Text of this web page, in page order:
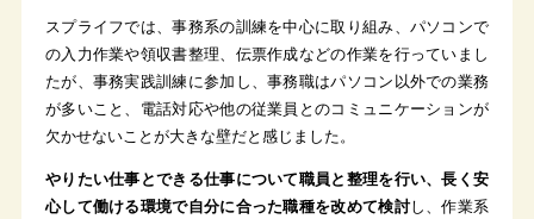
スプライフでは、事務系の訓練を中心に取り組み、パソコンで
の入力作業や領収書整理、伝票作成などの作業を行っていまし
たが、事務実践訓練に参加し、事務職はパソコン以外での業務
が多いこと、電話対応や他の従業員とのコミュニケーションが
欠かせないことが大きな壁だと感じました。
やりたい仕事とできる仕事について職員と整理を行い、長く安
心して働ける環境で自分に合った職種を改めて検討し、作業系